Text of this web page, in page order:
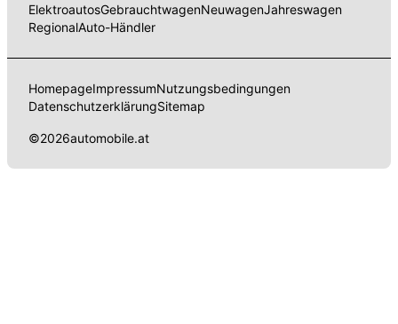
ElektroautosGebrauchtwagenNeuwagenJahreswagen
RegionalAuto-Händler
HomepageImpressumNutzungsbedingungen
DatenschutzerklärungSitemap
©2026automobile.at